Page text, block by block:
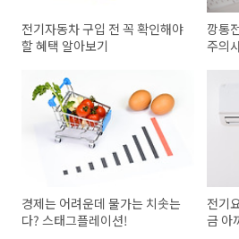
전기자동차 구입 전 꼭 확인해야
할 혜택 알아보기
깡통
주의
경제는 어려운데 물가는 치솟는
다? 스태그플레이션!
전기
금 아